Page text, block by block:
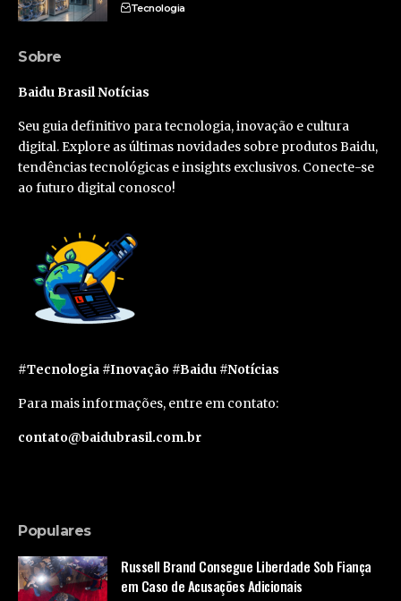
Tecnologia
Sobre
Baidu Brasil Notícias
Seu guia definitivo para tecnologia, inovação e cultura
digital. Explore as últimas novidades sobre produtos Baidu,
tendências tecnológicas e insights exclusivos. Conecte-se
ao futuro digital conosco!
#Tecnologia #Inovação #Baidu #Notícias
Para mais informações, entre em contato:
contato@baidubrasil.com.br
Populares
Russell Brand Consegue Liberdade Sob Fiança
em Caso de Acusações Adicionais